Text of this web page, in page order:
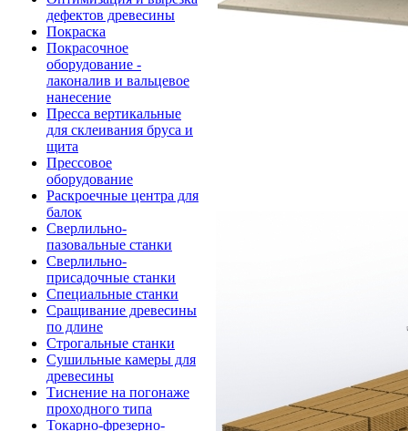
дефектов древесины
Покраска
Покрасочное
оборудование -
лаконалив и вальцевое
нанесение
Пресса вертикальные
для склеивания бруса и
щита
Прессовое
оборудование
Раскроечные центра для
балок
Сверлильно-
пазовальные станки
Сверлильно-
присадочные станки
Специальные станки
Сращивание древесины
по длине
Строгальные станки
Сушильные камеры для
древесины
Тиснение на погонаже
проходного типа
Токарно-фрезерно-